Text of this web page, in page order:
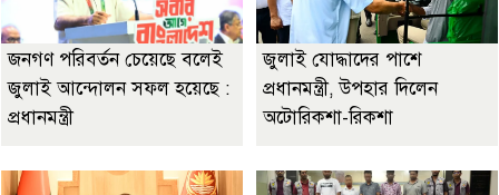
জনগণ পরিবর্তন চেয়েছে বলেই
জুলাই আন্দোলন সফল হয়েছে :
প্রধানমন্ত্রী
জুলাই যোদ্ধাদের পাশে
প্রধানমন্ত্রী, উপহার দিলেন
অটোরিকশা-রিকশা